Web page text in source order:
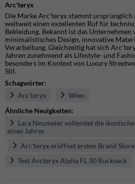
Arc'teryx
Die Marke Arc'teryx stammt ursprünglich
weltweit einen exzellenten Ruf für
Bekleidung. Bekannt ist das Unternehmen
minimalistisches Design, innovative
Verarbeitung. Gleichzeitig hat sich
Jahren zunehmend als Lifestyle- und
besonders im Kontext von Luxury
Stil.
Schagwörter:
Arc'teryx
Wien
Ähnliche Neuigkeiten:
Lara Neumeier vollendet die
eines Jahres
Arc'teryx eröffnet ersten Brand
Test Arcteryx Alpha FL 30 Rucksack